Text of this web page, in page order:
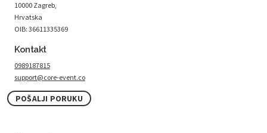
10000 Zagreb,
Hrvatska
OIB: 36611335369
Kontakt
0989187815
support@core-event.co
POŠALJI PORUKU